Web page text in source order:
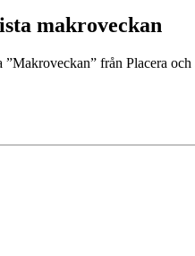
makroveckan
”Makroveckan” från Placera